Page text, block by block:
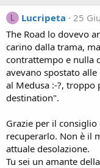
L Lucripeta
25
The Road lo dovevo
carino dalla trama,
contrattempo e nulla
avevano spostato
al Medusa :-?, troppo
destination".
Grazie per il
recuperarlo. Non è il
attuale desolazione.
Tu sei un amante